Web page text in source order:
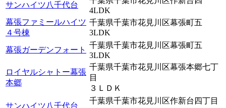
サンハイツ八千代台
4LDK
幕張ファミールハイツ
４号棟
千葉県千葉市花見川区幕張町五
3LDK
幕張ガーデンフォート
千葉県千葉市花見川区幕張町五
3LDK
ロイヤルシャトー幕張
本郷
千葉県千葉市花見川区幕張本郷七丁
目
３ＬＤＫ
サンハイツ八千代台
千葉県千葉市花見川区作新台四丁目